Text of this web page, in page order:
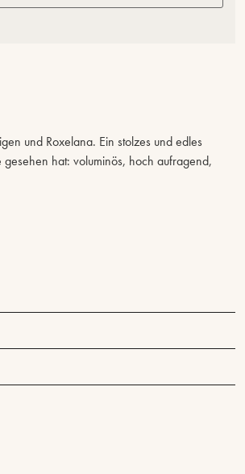
und Roxelana. Ein stolzes und edles
hat: voluminös, hoch aufragend,